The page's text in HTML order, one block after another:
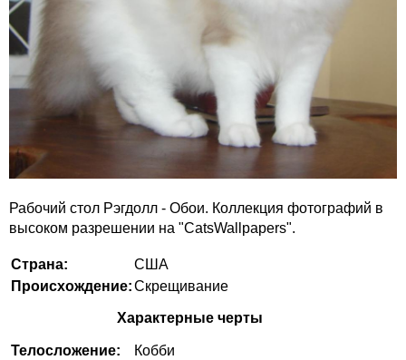
Рабочий стол Рэгдолл - Обои. Коллекция фотографий в
высоком разрешении на "CatsWallpapers".
Страна:
США
Происхождение:Скрещивание
Характерные черты
Телосложение:
Кобби